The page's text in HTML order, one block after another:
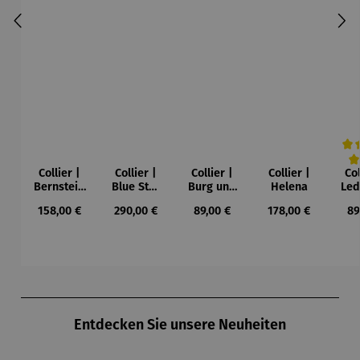
Collier |
Bernstein
Mond und
Regulärer Preis:
158,00 €
Collier |
Blue Star
Waszak
Regulärer Preis:
290,00 €
Collier |
Burg und
Paul Klee
Regulärer Preis:
89,00 €
Collier |
Helena
Regulärer Preis:
178,00 €
Entdecken Sie unsere Neuheiten